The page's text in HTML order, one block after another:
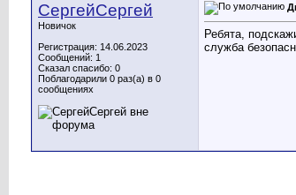
СергейСергей
Новичок
Регистрация: 14.06.2023
Сообщений: 1
Сказал спасибо: 0
Поблагодарили 0 раз(а) в 0
сообщениях
Ребята,
служба